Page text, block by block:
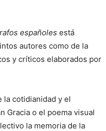
españoles está
autores como de la
y críticos elaborados por
la cotidianidad y el
Gracia o el poema visual
la memoria de la